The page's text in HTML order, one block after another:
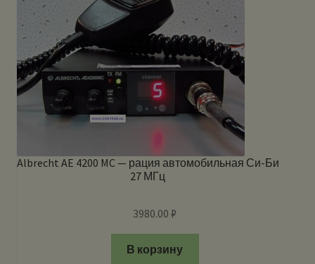
Albrecht AE 4200 MC — рация автомобильная Си-Би
27 МГц
3980.00₽
В корзину